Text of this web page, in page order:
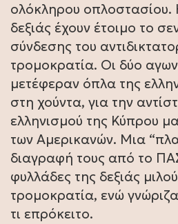
ολόκληρου οπλοστασίου.
δεξιάς έχουν έτοιμο το
σύνδεσης του
τρομοκρατία. Οι δύο
μετέφεραν όπλα της
στη χούντα, για την
ελληνισμού της Κύπρου
των Αμερικανών. Μια
διαγραφή τους από το
φυλλάδες της δεξιάς
τρομοκρατία, ενώ
τι επρόκειτο.